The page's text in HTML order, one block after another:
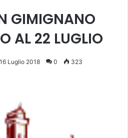
GIMIGNANO
AL 22 LUGLIO
16 Luglio 2018 0 323